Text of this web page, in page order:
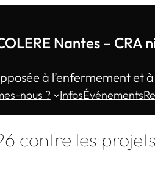
Nantes – CRA
à l’enfermement et
nous ? InfosÉvénements
contre les